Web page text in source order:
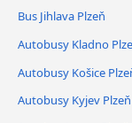
Bus Jihlava Plzeň
Autobusy Kladno
Autobusy Košice
Autobusy Kyjev Plzeň